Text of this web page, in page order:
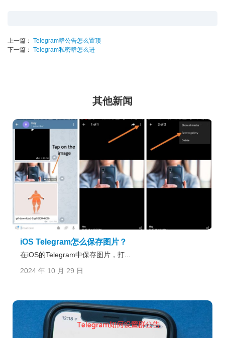
上一篇： Telegram群公告怎么置顶
下一篇： Telegram私密群怎么进
其他新闻
iOS Telegram怎么保存图片？
在iOS的Telegram中保存图片，打...
2024 年 10 月 29 日